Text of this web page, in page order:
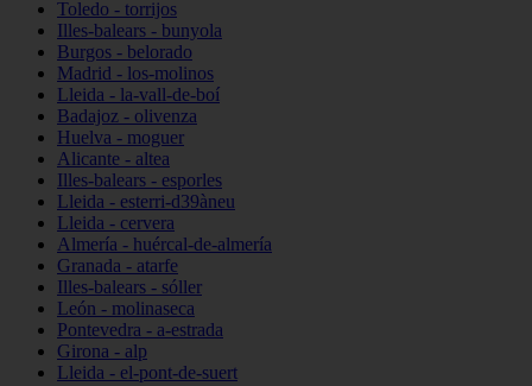
Toledo - torrijos
Illes-balears - bunyola
Burgos - belorado
Madrid - los-molinos
Lleida - la-vall-de-boí
Badajoz - olivenza
Huelva - moguer
Alicante - altea
Illes-balears - esporles
Lleida - esterri-d39àneu
Lleida - cervera
Almería - huércal-de-almería
Granada - atarfe
Illes-balears - sóller
León - molinaseca
Pontevedra - a-estrada
Girona - alp
Lleida - el-pont-de-suert